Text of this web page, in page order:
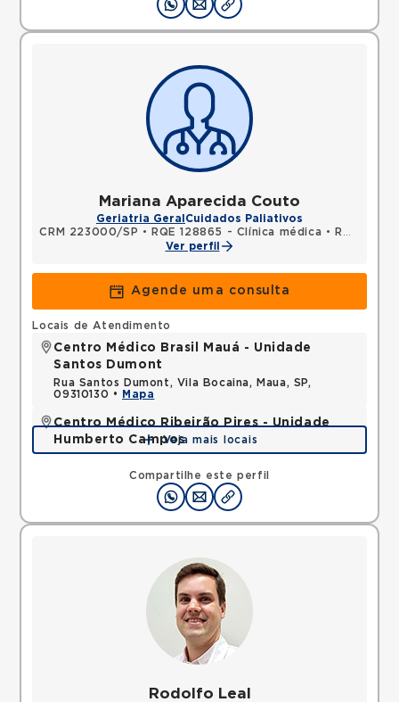
Mariana Aparecida Couto
Geriatria Geral Cuidados Paliativos
CRM 223000/SP • RQE 128865 - Clínica médica •
RQE 149674 - Geriatria
Ver perfil
Agende uma consulta
Compartilhe este perfil
Locais de Atendimento
Centro Médico Brasil Mauá - Unidade
Santos Dumont
Rua Santos Dumont, Vila Bocaina, Maua, SP,
09310130 •
Mapa
Centro Médico Ribeirão Pires - Unidade
Humberto Campos
Avenida Humberto de Campos, Suissa, Ribeirao
Pires, SP, 09424600 •Mapa
Veja mais locais
Rodolfo Leal